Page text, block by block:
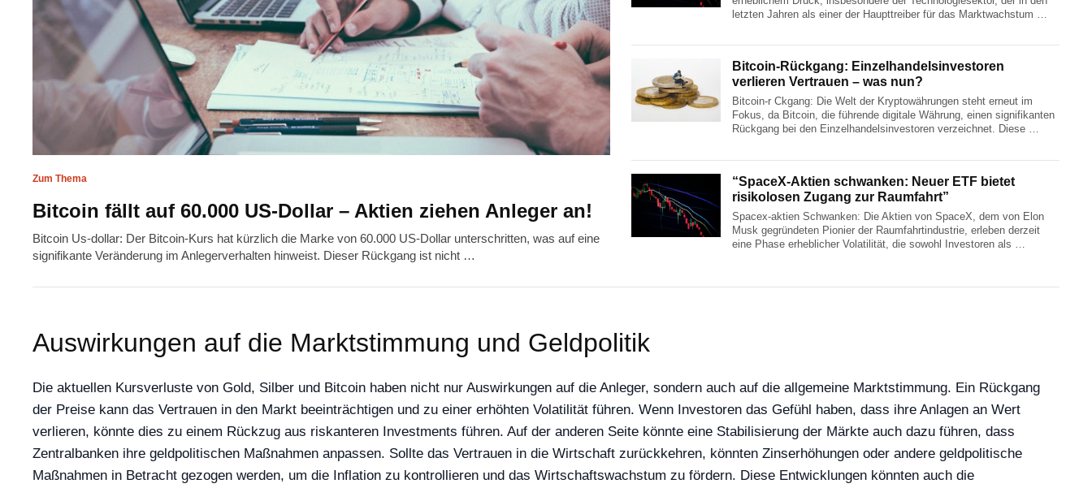
Zum Thema
Bitcoin fällt auf 60.000 US-Dollar – Aktien ziehen Anleger an!
Bitcoin Us-dollar: Der Bitcoin-Kurs hat kürzlich die Marke von 60.000 US-Dollar unterschritten, was auf eine
signifikante Veränderung im Anlegerverhalten hinweist. Dieser Rückgang ist nicht …
letzten Jahren als einer der Haupttreiber für das Marktwachstum …
Bitcoin-Rückgang: Einzelhandelsinvestoren
verlieren Vertrauen – was nun?
Bitcoin-r Ckgang: Die Welt der Kryptowährungen steht erneut im
Fokus, da Bitcoin, die führende digitale Währung, einen signifikanten
Rückgang bei den Einzelhandelsinvestoren verzeichnet. Diese …
“SpaceX-Aktien schwanken: Neuer ETF bietet
risikolosen Zugang zur Raumfahrt”
Spacex-aktien Schwanken: Die Aktien von SpaceX, dem von Elon
Musk gegründeten Pionier der Raumfahrtindustrie, erleben derzeit
eine Phase erheblicher Volatilität, die sowohl Investoren als …
Auswirkungen auf die Marktstimmung und Geldpolitik
Die aktuellen Kursverluste von Gold, Silber und Bitcoin haben nicht nur Auswirkungen auf die Anleger, sondern auch auf die allgemeine Marktstimmung. Ein Rückgang
der Preise kann das Vertrauen in den Markt beeinträchtigen und zu einer erhöhten Volatilität führen. Wenn Investoren das Gefühl haben, dass ihre Anlagen an Wert
verlieren, könnte dies zu einem Rückzug aus riskanteren Investments führen. Auf der anderen Seite könnte eine Stabilisierung der Märkte auch dazu führen, dass
Zentralbanken ihre geldpolitischen Maßnahmen anpassen. Sollte das Vertrauen in die Wirtschaft zurückkehren, könnten Zinserhöhungen oder andere geldpolitische
Maßnahmen in Betracht gezogen werden, um die Inflation zu kontrollieren und das Wirtschaftswachstum zu fördern. Diese Entwicklungen könnten auch die